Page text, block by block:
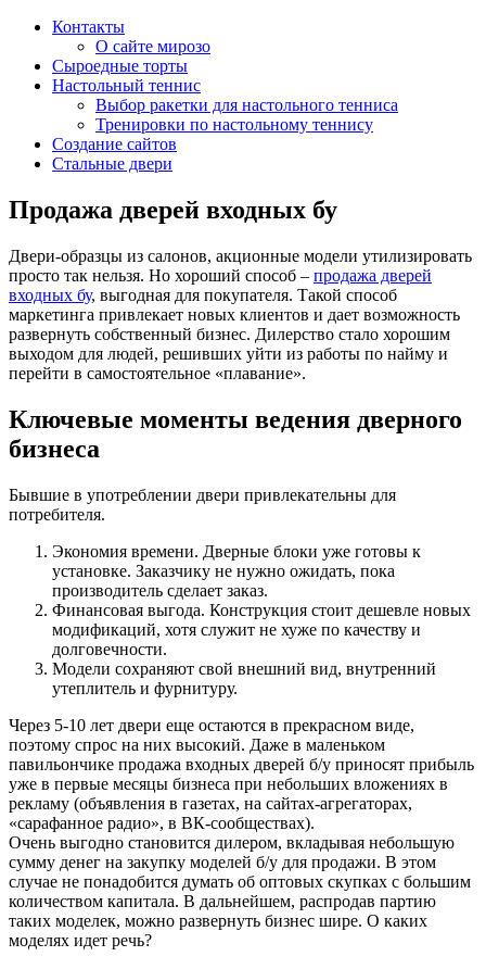
Контакты
О сайте мирозо
Сыроедные торты
Настольный теннис
Выбор ракетки для настольного тенниса
Тренировки по настольному теннису
Создание сайтов
Стальные двери
Продажа дверей входных бу
Двери-образцы из салонов, акционные модели утилизировать
просто так нельзя. Но хороший способ – продажа дверей
входных бу, выгодная для покупателя. Такой способ
маркетинга привлекает новых клиентов и дает возможность
развернуть собственный бизнес. Дилерство стало хорошим
выходом для людей, решивших уйти из работы по найму и
перейти в самостоятельное «плавание».
Ключевые моменты ведения дверного
бизнеса
Бывшие в употреблении двери привлекательны для
потребителя.
Экономия времени. Дверные блоки уже готовы к
установке. Заказчику не нужно ожидать, пока
производитель сделает заказ.
Финансовая выгода. Конструкция стоит дешевле новых
модификаций, хотя служит не хуже по качеству и
долговечности.
Модели сохраняют свой внешний вид, внутренний
утеплитель и фурнитуру.
Через 5-10 лет двери еще остаются в прекрасном виде,
поэтому спрос на них высокий. Даже в маленьком
павильончике продажа входных дверей б/у приносят прибыль
уже в первые месяцы бизнеса при небольших вложениях в
рекламу (объявления в газетах, на сайтах-агрегаторах,
«сарафанное радио», в ВК-сообществах).
Очень выгодно становится дилером, вкладывая небольшую
сумму денег на закупку моделей б/у для продажи. В этом
случае не понадобится думать об оптовых скупках с большим
количеством капитала. В дальнейшем, распродав партию
таких моделек, можно развернуть бизнес шире. О каких
моделях идет речь?